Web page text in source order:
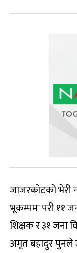
जाजरकोटको भेरी
भूकम्पमा परी ११
शिक्षक र ३१ जना
अमृत बहादुर पुनले